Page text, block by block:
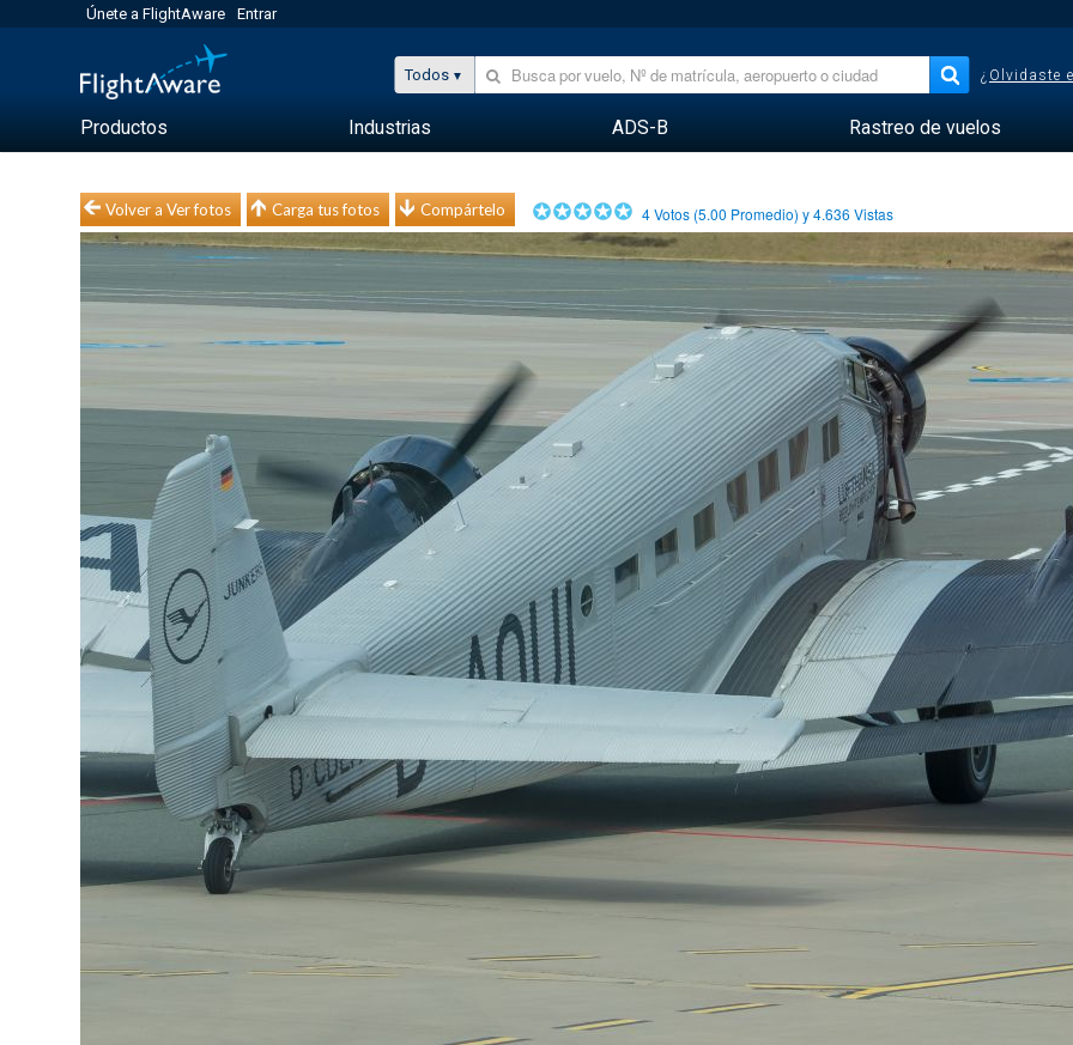
Únete a FlightAware Entrar
Todos ¿Olvidaste
Productos Industrias ADS-B Rastreo de vuelos
Volver a Ver fotos Carga tus fotos Compártelo 4Votos (5.00 Promedio) y4.636 Vistas